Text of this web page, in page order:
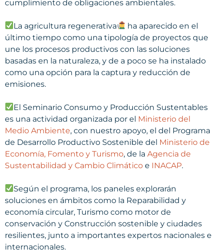
cumplimiento de obligaciones ambientales.
La agricultura regenerativa
ha aparecido en el
último tiempo como una tipología de proyectos que
une los procesos productivos con las soluciones
basadas en la naturaleza, y de a poco se ha instalado
como una opción para la captura y reducción de
emisiones.
El Seminario Consumo y Producción Sustentables
es una actividad organizada por el Ministerio del
Medio Ambiente, con nuestro apoyo, el del Programa
de Desarrollo Productivo Sostenible del Ministerio de
Economía, Fomento y Turismo, de la Agencia de
Sustentabilidad y Cambio Climático e INACAP.
Según el programa, los paneles explorarán
soluciones en ámbitos como la Reparabilidad y
economía circular, Turismo como motor de
conservación y Construcción sostenible y ciudades
resilientes, junto a importantes expertos nacionales e
internacionales.